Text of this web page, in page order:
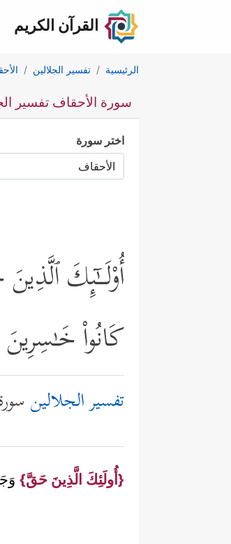
القرآن الكريم
الرئيسية تفسير الجلالين
سورة الأحقاف تفسير
اختر سورة
أُوْلَــٰۤىِٕكَ
كَانُواْ خَـٰسِرِینَ
تفسير الجلالين
{أُولَئِكَ الَّذِينَ حَقَّ}